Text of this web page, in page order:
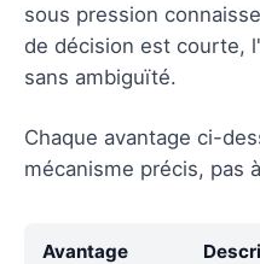
sous pression
de décision est courte,
sans ambiguïté.
Chaque avantage ci-
mécanisme précis, pas
Avantage